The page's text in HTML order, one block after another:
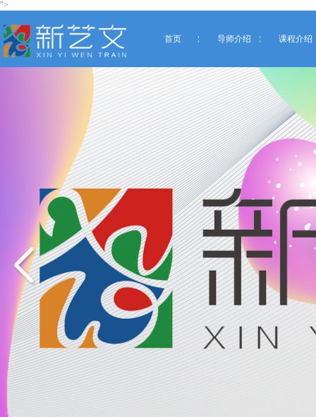
">
首页 导师介绍 课程介绍